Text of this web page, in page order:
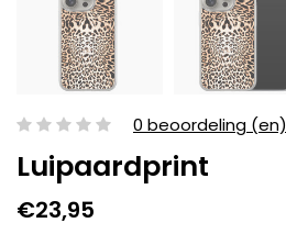
0 beoordeling (en)
Luipaardprint
€23,95